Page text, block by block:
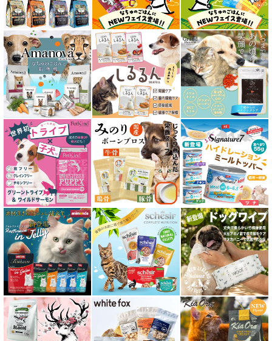
成猫用 フード for CAT
シニア猫用 フード for CAT
皮膚・被毛ケア対応 フード for CAT
食物アレルギー対応キャットフード
腎臓ケア対応キャットフード
関節サポート対応 フード for CAT
糖尿ケア対応 フード for CAT
肥満ケア対応 フード for CAT
泌尿器ケア対応 フード for CAT
胃腸ケア対応 フード for CAT